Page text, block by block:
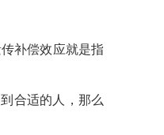
补偿效应就是指
合适的人，那么